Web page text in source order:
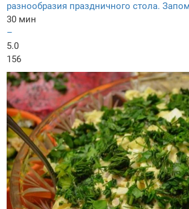
разнообразия праздничного стола.
30 мин
–
5.0
156